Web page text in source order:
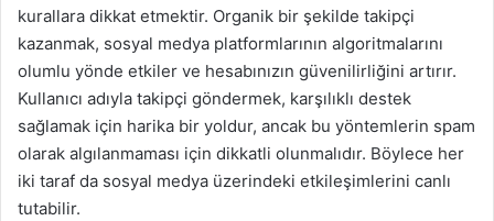
kurallara dikkat etmektir. Organik bir şekilde takipçi
kazanmak, sosyal medya platformlarının algoritmalarını
olumlu yönde etkiler ve hesabınızın güvenilirliğini artırır.
Kullanıcı adıyla takipçi göndermek, karşılıklı destek
sağlamak için harika bir yoldur, ancak bu yöntemlerin spam
olarak algılanmaması için dikkatli olunmalıdır. Böylece her
iki taraf da sosyal medya üzerindeki etkileşimlerini canlı
tutabilir.